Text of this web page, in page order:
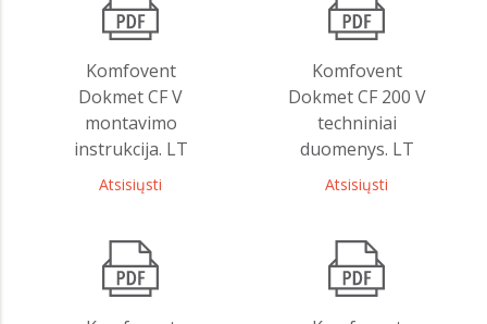
Komfovent
Dokmet CF V
montavimo
instrukcija. LT
Atsisiųsti
Komfovent
Dokmet CF 200 V
techniniai
duomenys. LT
Atsisiųsti